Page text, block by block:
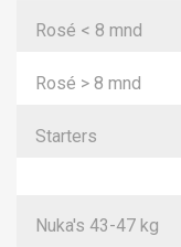
Rosé < 8 mnd
Rosé > 8 mnd
Starters
Nuka's 43-47 kg